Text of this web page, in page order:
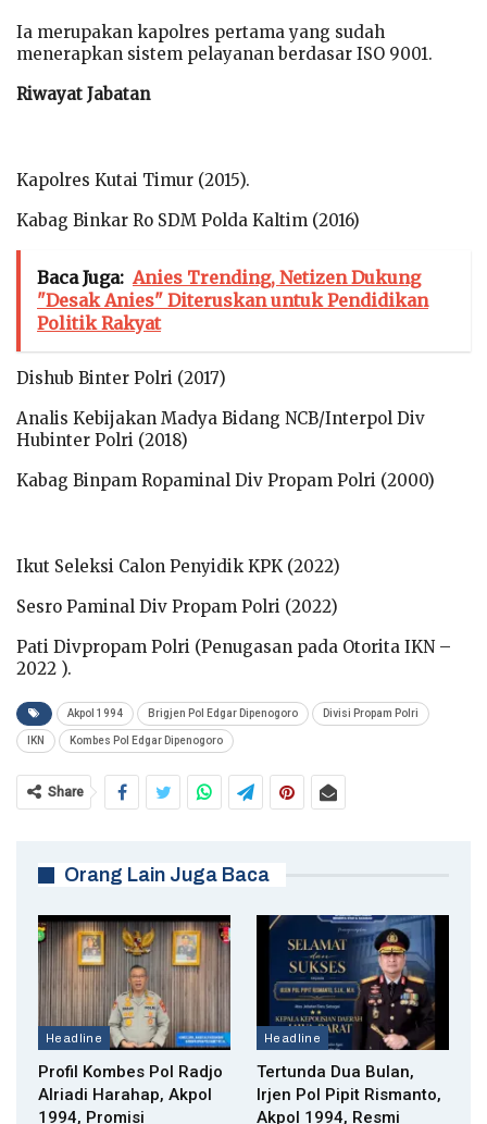
Ia merupakan kapolres pertama yang sudah
menerapkan sistem pelayanan berdasar ISO 9001.
Riwayat Jabatan
Kapolres Kutai Timur (2015).
Kabag Binkar Ro SDM Polda Kaltim (2016)
Baca Juga: Anies Trending, Netizen Dukung
"Desak Anies" Diteruskan untuk Pendidikan
Politik Rakyat
Dishub Binter Polri (2017)
Analis Kebijakan Madya Bidang NCB/Interpol Div
Hubinter Polri (2018)
Kabag Binpam Ropaminal Div Propam Polri (2000)
Ikut Seleksi Calon Penyidik KPK (2022)
Sesro Paminal Div Propam Polri (2022)
Pati Divpropam Polri (Penugasan pada Otorita IKN –
2022 ).
Akpol 1994 Brigjen Pol Edgar Dipenogoro Divisi Propam Polri
IKN Kombes Pol Edgar Dipenogoro
Share
Orang Lain Juga Baca
Headline
Profil Kombes Pol Radjo
Alriadi Harahap, Akpol
1994, Promisi
Headline
Tertunda Dua Bulan,
Irjen Pol Pipit Rismanto,
Akpol 1994, Resmi